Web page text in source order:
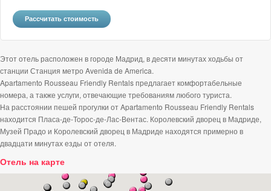
Этот отель расположен в городе Мадрид, в десяти минутах ходьбы от
станции Станция метро Avenida de America.
Apartamento Rousseau Friendly Rentals предлагает комфортабельные
номера, а также услуги, отвечающие требованиям любого туриста.
На расстоянии пешей прогулки от Apartamento Rousseau Friendly Rentals
находится Пласа-де-Торос-де-Лас-Вентас. Королевский дворец в Мадриде,
Музей Прадо и Королевский дворец в Мадриде находятся примерно в
двадцати минутах езды от отеля.
Отель на карте